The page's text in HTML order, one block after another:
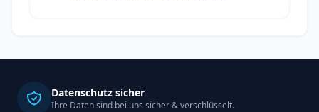
Datenschutz sicher
Ihre Daten sind bei uns sicher & verschlüsselt.